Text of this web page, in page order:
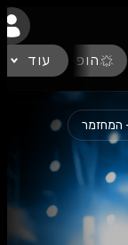
הופעות חיות
עוד
המחזמר